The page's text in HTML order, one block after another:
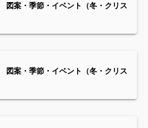
案・季節・イベント（冬・クリス
案・季節・イベント（冬・クリス